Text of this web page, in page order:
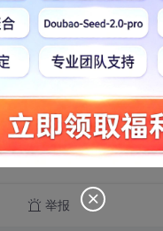
功能，完全可以满足相
举报